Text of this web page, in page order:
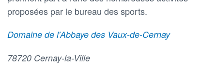
proposées par le bureau des sports.
Domaine de l'Abbaye des Vaux-de-Cernay
78720 Cernay-la-Ville